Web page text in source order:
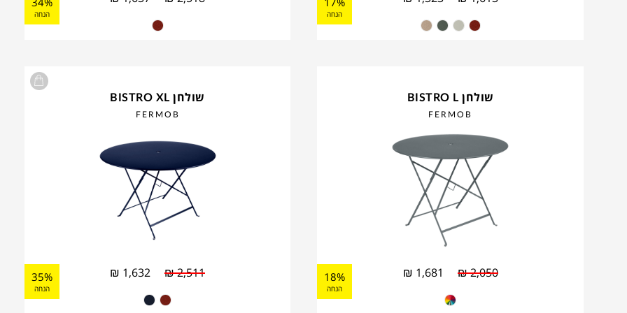
הנחה הנחה
שולחן BISTRO L
FERMOB
₪2,050
₪ 1,681
18%
הנחה
שולחן BISTRO XL
FERMOB
₪2,511
₪ 1,632
35%
הנחה